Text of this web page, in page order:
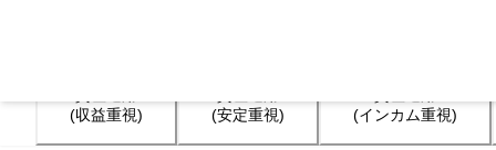
(収益重視)
(安定重視)
(インカム重視)